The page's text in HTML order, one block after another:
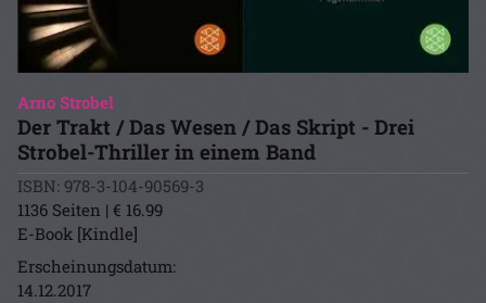
Arno Strobel
Der Trakt / Das Wesen / Das Skript - Drei
Strobel-Thriller in einem Band
ISBN: 978-3-104-90569-3
1136 Seiten | € 16.99
E-Book [Kindle]
Erscheinungsdatum:
14.12.2017